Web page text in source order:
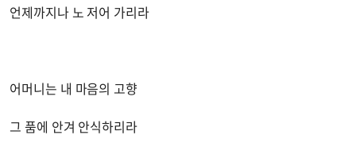
언제까지나 노 저어 가리라
어머니는 내 마음의 고향
그 품에 안겨 안식하리라